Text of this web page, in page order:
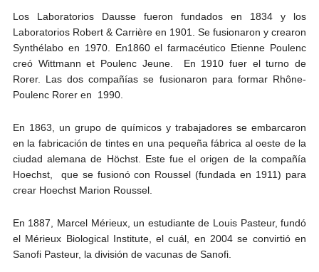
Los Laboratorios Dausse fueron fundados en 1834 y los
Laboratorios Robert & Carrière en 1901. Se fusionaron y crearon
Synthélabo en 1970. En1860 el farmacéutico Etienne Poulenc
creó Wittmann et Poulenc Jeune. En 1910 fuer el turno de
Rorer. Las dos compañías se fusionaron para formar Rhône-
Poulenc Rorer en 1990.
En 1863, un grupo de químicos y trabajadores se embarcaron
en la fabricación de tintes en una pequeña fábrica al oeste de la
ciudad alemana de Höchst. Este fue el origen de la compañía
Hoechst, que se fusionó con Roussel (fundada en 1911) para
crear Hoechst Marion Roussel.
En 1887, Marcel Mérieux, un estudiante de Louis Pasteur, fundó
el Mérieux Biological Institute, el cuál, en 2004 se convirtió en
Sanofi Pasteur, la división de vacunas de Sanofi.